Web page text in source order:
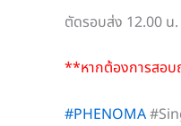
ตัดรอบส่ง 12.00 น.
**หากต้องการสอบ
#PHENOMA